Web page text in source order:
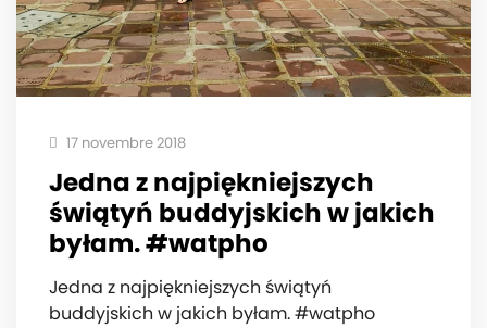
17 novembre 2018
Jedna z najpiękniejszych
świątyń buddyjskich w jakich
byłam. #watpho
Jedna z najpiękniejszych świątyń
buddyjskich w jakich byłam. #watpho